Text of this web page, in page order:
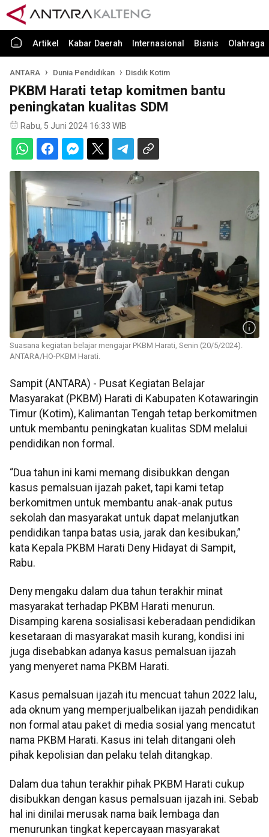
Artikel Kabar Daerah Internasional Bisnis Olahraga
ANTARA Dunia Pendidikan Disdik Kotim
PKBM Harati tetap komitmen bantu
peningkatan kualitas SDM
Rabu, 5 Juni 2024 16:33 WIB
Suasana kegiatan belajar mengajar PKBM Harati, Senin (20/5/2024).
ANTARA/HO-PKBM Harati.
Sampit (ANTARA) - Pusat Kegiatan Belajar
Masyarakat (PKBM) Harati di Kabupaten Kotawaringin
Timur (Kotim), Kalimantan Tengah tetap berkomitmen
untuk membantu peningkatan kualitas SDM melalui
pendidikan non formal.
“Dua tahun ini kami memang disibukkan dengan
kasus pemalsuan ijazah paket, tapi kami tetap
berkomitmen untuk membantu anak-anak putus
sekolah dan masyarakat untuk dapat melanjutkan
pendidikan tanpa batas usia, jarak dan kesibukan,”
kata Kepala PKBM Harati Deny Hidayat di Sampit,
Rabu.
Deny mengaku dalam dua tahun terakhir minat
masyarakat terhadap PKBM Harati menurun.
Disamping karena sosialisasi keberadaan pendidikan
kesetaraan di masyarakat masih kurang, kondisi ini
juga disebabkan adanya kasus pemalsuan ijazah
yang menyeret nama PKBM Harati.
Kasus pemalsuan ijazah itu mencuat tahun 2022 lalu,
ada oknum yang memperjualbelikan ijazah pendidikan
non formal atau paket di media sosial yang mencatut
nama PKBM Harati. Kasus ini telah ditangani oleh
pihak kepolisian dan pelaku telah ditangkap.
Dalam dua tahun terakhir pihak PKBM Harati cukup
disibukkan dengan kasus pemalsuan ijazah ini. Sebab
hal ini dinilai merusak nama baik lembaga dan
menurunkan tingkat kepercayaan masyarakat